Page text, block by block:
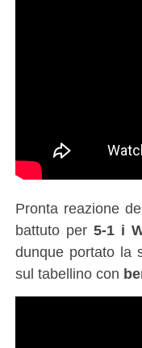
Pronta reazione
battuto per 5-1 i
dunque portato la
sul tabellino con